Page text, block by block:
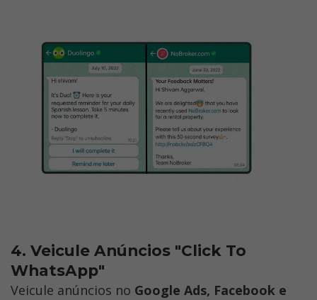
4. Veicule Anúncios "Click To
WhatsApp"
Veicule anúncios no Google Ads, Facebook e